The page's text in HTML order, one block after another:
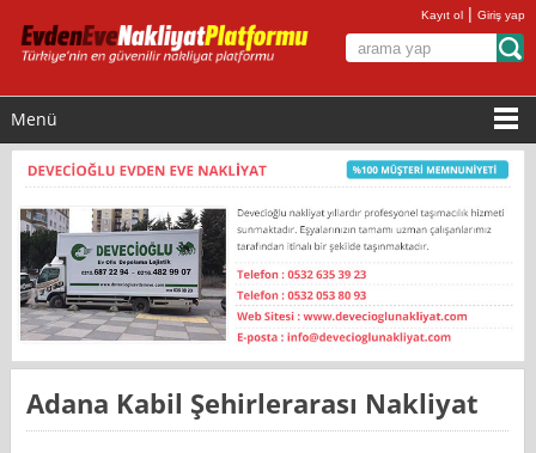
Kayıt ol |Giriş yap
Menü
Adana Kabil Şehirlerarası Nakliyat